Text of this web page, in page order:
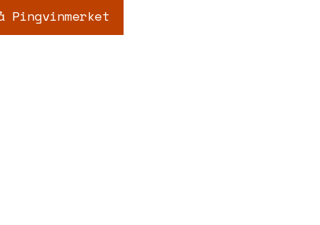
Pingvinmerket